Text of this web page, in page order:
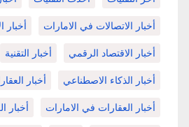
أخبار الاتصالات في الامارات أخبار
أخبار الاقتصاد الرقمي أخبار التقنية
أخبار الذكاء الاصطناعي أخبار
أخبار العقارات في الامارات أخبار